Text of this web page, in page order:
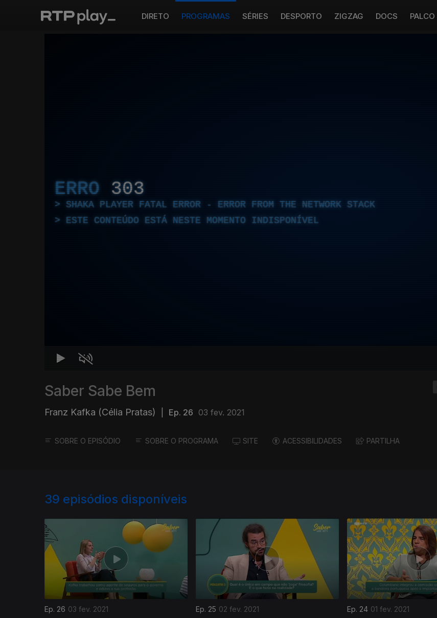
DIRETO PROGRAMAS SÉRIES DESPORTO ZIGZAG DOCS PALCO
ERRO 303
SHAKA PLAYER FATAL ERROR - ERROR FROM THE NETWORK STACK
ESTE CONTEÚDO ESTÁ NESTE MOMENTO INDISPONÍVEL
Saber Sabe Bem
Franz Kafka (Célia Pratas) Ep. 26 03 fev. 2021
SOBRE O EPISÓDIO SOBRE O PROGRAMA SITE ACESSIBILIDADES PARTILHA
39 episódios disponíveis
Ep. 26 03 fev. 2021 Ep. 25 02 fev. 2021 Ep. 24 01 fev. 2021